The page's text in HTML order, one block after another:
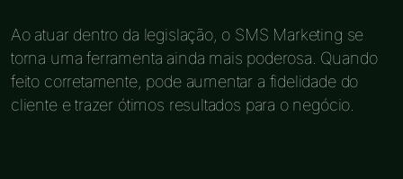
Ao atuar dentro da legislação, o SMS Marketing se
torna uma ferramenta ainda mais poderosa. Quando
feito corretamente, pode aumentar a fidelidade do
cliente e trazer ótimos resultados para o negócio.